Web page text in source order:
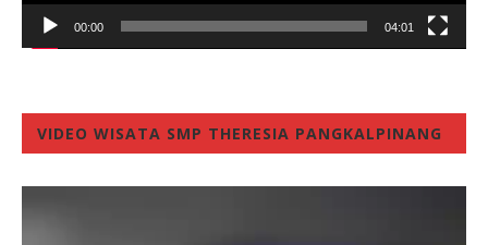
00:00 04:01
VIDEO WISATA SMP THERESIA PANGKALPINANG